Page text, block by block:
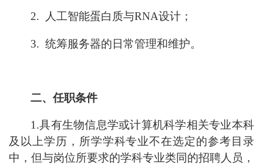
2. 人工智能蛋白质与RNA设计 ；
3. 统筹服务器的日常管理和维护。
二、任职条件
1.具有生物信息学或计算机科学相关专业本科
及以上学历，所学学科专业不在选定的参考目录
中，但与岗位所要求的学科专业类同的招聘人员，